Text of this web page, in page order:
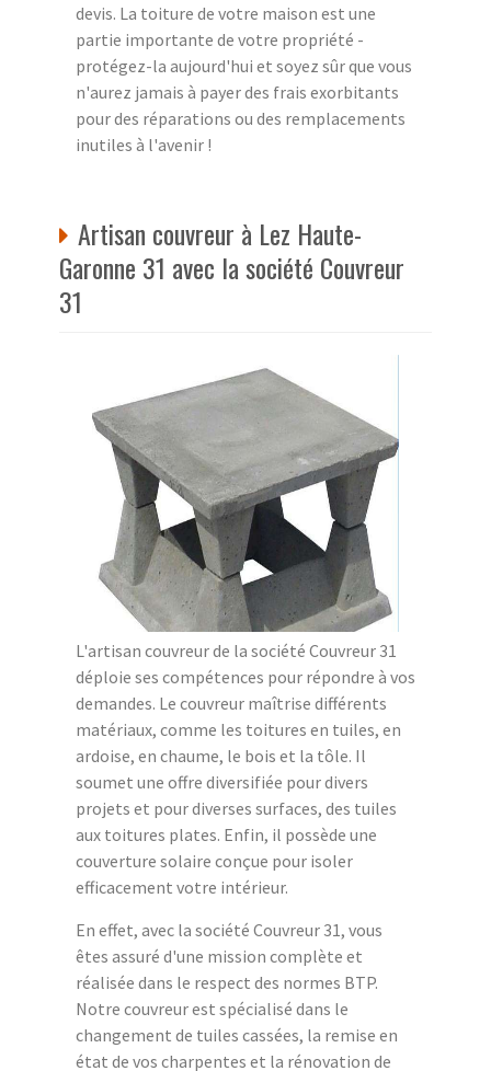
devis. La toiture de votre maison est une
partie importante de votre propriété -
protégez-la aujourd'hui et soyez sûr que vous
n'aurez jamais à payer des frais exorbitants
pour des réparations ou des remplacements
inutiles à l'avenir !
Artisan couvreur à Lez Haute-
Garonne 31 avec la société Couvreur
31
L'artisan couvreur de la société Couvreur 31
déploie ses compétences pour répondre à vos
demandes. Le couvreur maîtrise différents
matériaux, comme les toitures en tuiles, en
ardoise, en chaume, le bois et la tôle. Il
soumet une offre diversifiée pour divers
projets et pour diverses surfaces, des tuiles
aux toitures plates. Enfin, il possède une
couverture solaire conçue pour isoler
efficacement votre intérieur.
En effet, avec la société Couvreur 31, vous
êtes assuré d'une mission complète et
réalisée dans le respect des normes BTP.
Notre couvreur est spécialisé dans le
changement de tuiles cassées, la remise en
état de vos charpentes et la rénovation de